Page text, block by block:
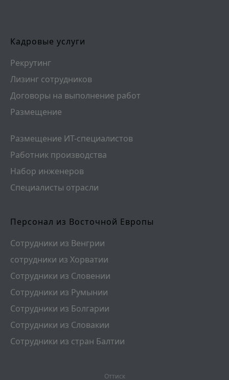
Кадровые услуги
Рекрутинг
Лизинг сотрудников
Договоры на выполнение работ
Размещение
Размещение ИТ-специалистов
Работник производства
Набор инженеров
Специалисты отрасли
Персонал из Восточной Европы
Сотрудники из Венгрии
сотрудники из Хорватии
Сотрудники из Словении
Сотрудники из Румынии
Сотрудники из Болгарии
Сотрудники из Словакии
Сотрудники из стран Балтии
Оттиск